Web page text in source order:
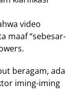
video
maaf “sebesar-
beragam, ada
iming-iming